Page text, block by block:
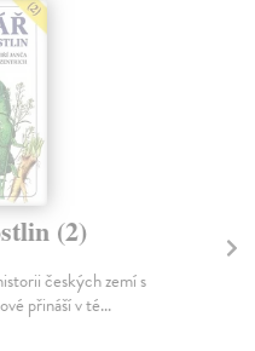
(2)
českých zemí s
přináší v té...